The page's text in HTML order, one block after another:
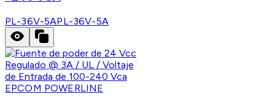
PL-36V-5APL-36V-5A
EPCOM POWERLINE